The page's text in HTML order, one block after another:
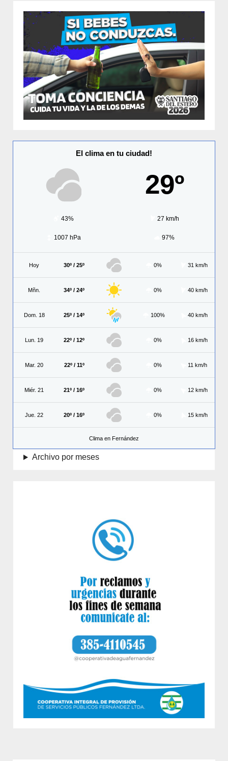
El clima en tu ciudad!
29º
43% 27 km/h
1007 hPa 97%
Hoy 30º / 25º 0% 31 km/h
Mñn. 34º / 24º 0% 40 km/h
Dom. 18 25º / 14º 100% 40 km/h
Lun. 19 22º / 12º 0% 16 km/h
Mar. 20 22º / 11º 0% 11 km/h
Miér. 21 21º / 16º 0% 12 km/h
Jue. 22 20º / 16º 0% 15 km/h
Clima en Fernández
Archivo por meses